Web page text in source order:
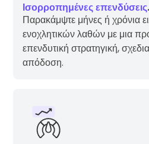
Ισορροπημένες επενδύσεις
Παρακάμψτε μήνες ή χρόνια
ενοχλητικών λαθών με μια
επενδυτική στρατηγική,
απόδοση.